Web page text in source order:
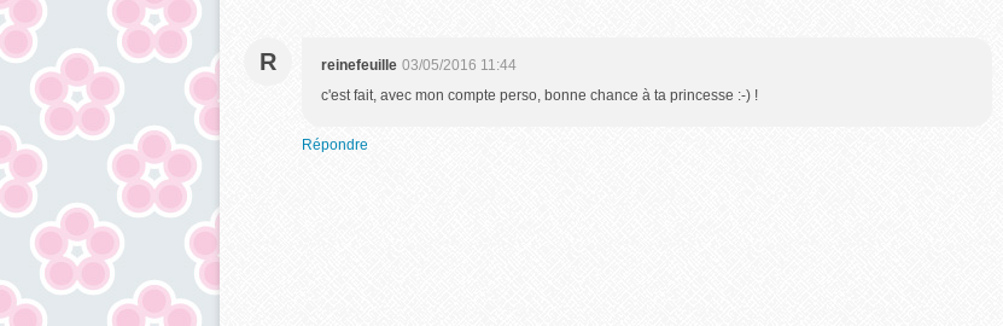
R reinefeuille 03/05/2016 11:44
c'est fait, avec mon compte perso, bonne chance à ta princesse :-) !
Répondre